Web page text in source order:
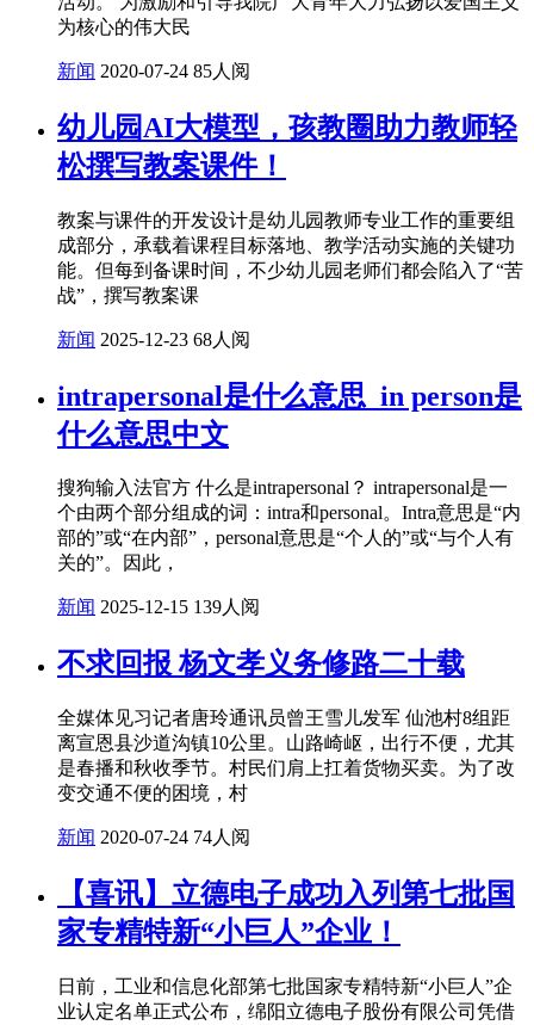
为核心的伟大民
新闻 2020-07-24 85人阅
幼儿园AI大模型，孩教圈助力教师轻
松撰写教案课件！
教案与课件的开发设计是幼儿园教师专业工作的重要组
成部分，承载着课程目标落地、教学活动实施的关键功
能。但每到备课时间，不少幼儿园老师们都会陷入了“苦
战”，撰写教案课
新闻 2025-12-23 68人阅
intrapersonal是什么意思_in person是
什么意思中文
搜狗输入法官方 什么是intrapersonal？ intrapersonal是一
个由两个部分组成的词：intra和personal。Intra意思是“内
部的”或“在内部”，personal意思是“个人的”或“与个人有
关的”。因此，
新闻 2025-12-15 139人阅
不求回报 杨文孝义务修路二十载
全媒体见习记者唐玲通讯员曾王雪儿发军 仙池村8组距
离宣恩县沙道沟镇10公里。山路崎岖，出行不便，尤其
是春播和秋收季节。村民们肩上扛着货物买卖。为了改
变交通不便的困境，村
新闻 2020-07-24 74人阅
【喜讯】立德电子成功入列第七批国
家专精特新“小巨人”企业！
日前，工业和信息化部第七批国家专精特新“小巨人”企
业认定名单正式公布，绵阳立德电子股份有限公司凭借